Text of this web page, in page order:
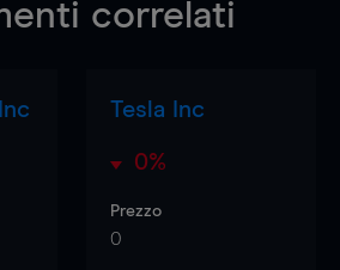
correlati
Tesla Inc
0%
Prezzo
0